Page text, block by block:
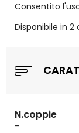
Consentito
Disponibile in 2
N.coppie
-